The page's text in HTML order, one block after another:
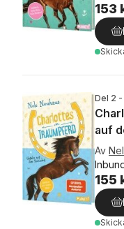
153
Del 2
auf
Av
155